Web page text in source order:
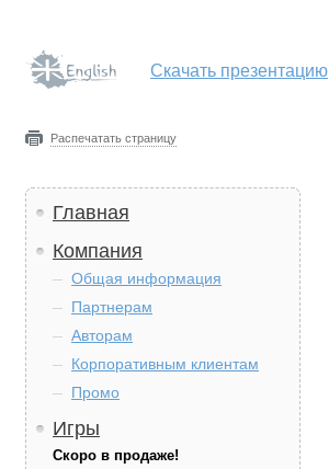
Скачать презентацию
Распечатать страницу
Главная
Компания
Общая информация
Партнерам
Авторам
Корпоративным клиентам
Промо
Игры
Скоро в продаже!